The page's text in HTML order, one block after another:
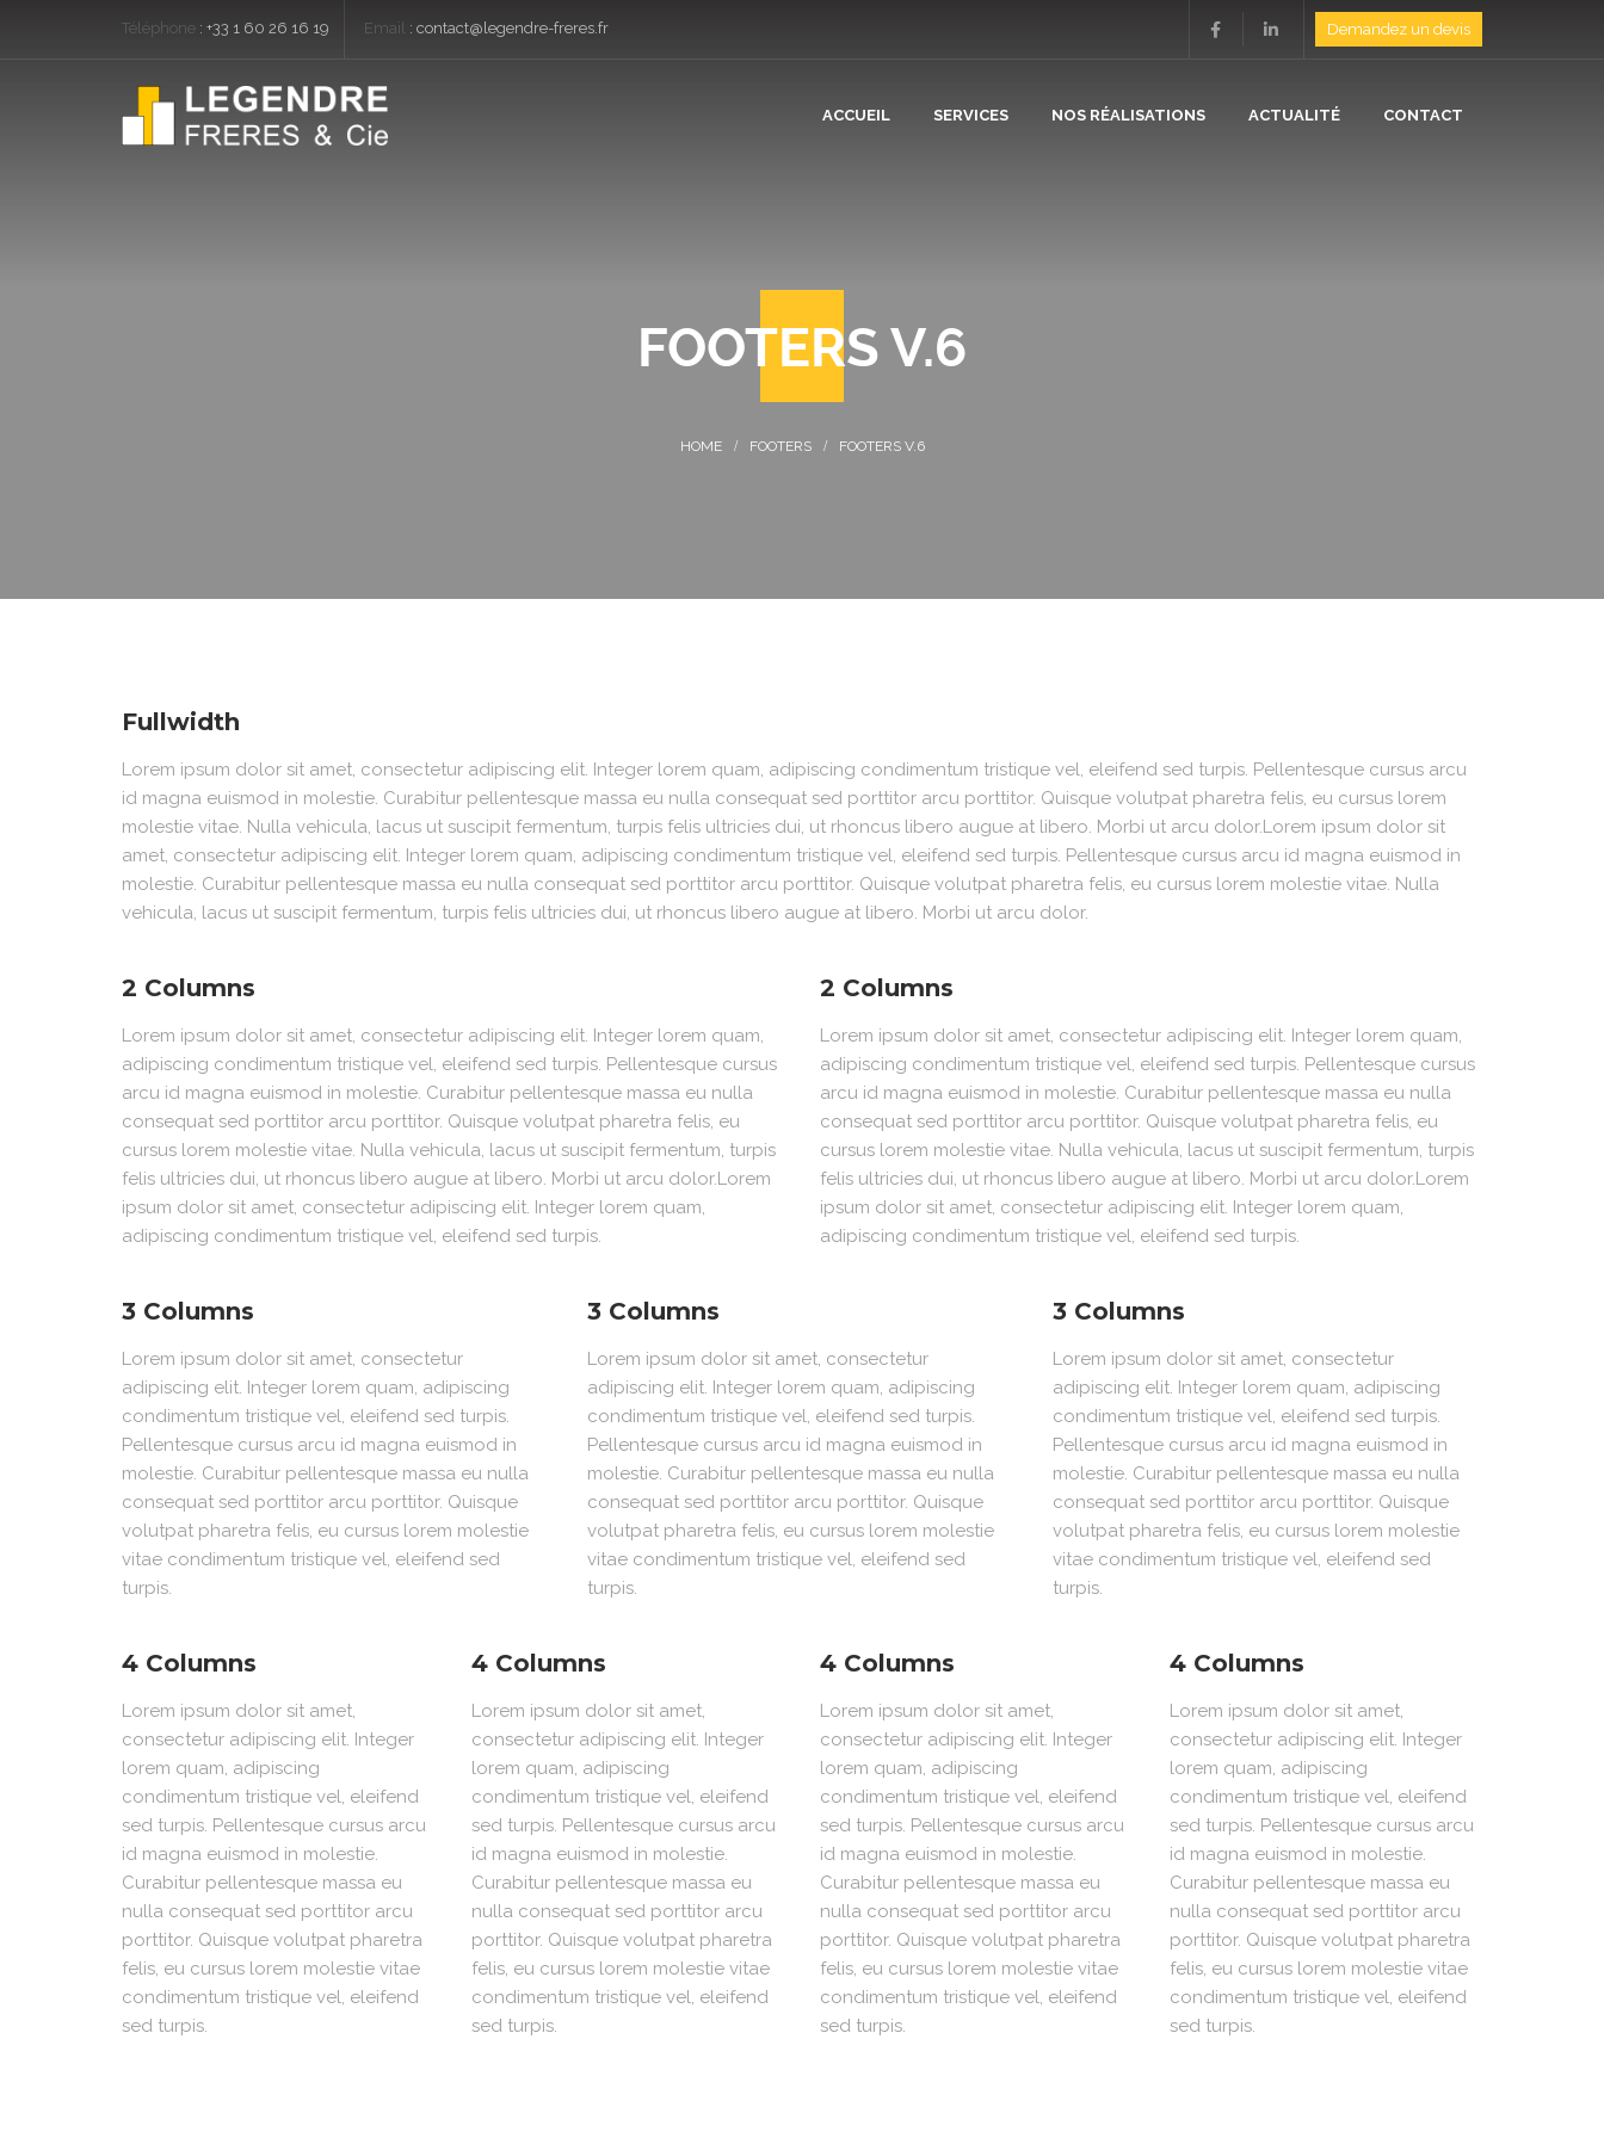
Téléphone : +33 1 60 26 16 19 Email : contact@legendre-freres.fr Demandez un devis
ACCUEIL SERVICES NOS RÉALISATIONS ACTUALITÉ CONTACT
FOOTERS V.6
FOOTERS FOOTERS V.6
Fullwidth
Lorem ipsum dolor sit amet, consectetur adipiscing elit. Integer lorem quam, adipiscing condimentum tristique vel, eleifend sed turpis. Pellentesque cursus arcu
id magna euismod in molestie. Curabitur pellentesque massa eu nulla consequat sed porttitor arcu porttitor. Quisque volutpat pharetra felis, eu cursus lorem
molestie vitae. Nulla vehicula, lacus ut suscipit fermentum, turpis felis ultricies dui, ut rhoncus libero augue at libero. Morbi ut arcu dolor.Lorem ipsum dolor sit
amet, consectetur adipiscing elit. Integer lorem quam, adipiscing condimentum tristique vel, eleifend sed turpis. Pellentesque cursus arcu id magna euismod in
molestie. Curabitur pellentesque massa eu nulla consequat sed porttitor arcu porttitor. Quisque volutpat pharetra felis, eu cursus lorem molestie vitae. Nulla
vehicula, lacus ut suscipit fermentum, turpis felis ultricies dui, ut rhoncus libero augue at libero. Morbi ut arcu dolor.
2 Columns
Lorem ipsum dolor sit amet, consectetur adipiscing elit. Integer lorem quam,
adipiscing condimentum tristique vel, eleifend sed turpis. Pellentesque cursus
arcu id magna euismod in molestie. Curabitur pellentesque massa eu nulla
consequat sed porttitor arcu porttitor. Quisque volutpat pharetra felis, eu
cursus lorem molestie vitae. Nulla vehicula, lacus ut suscipit fermentum, turpis
felis ultricies dui, ut rhoncus libero augue at libero. Morbi ut arcu dolor.Lorem
ipsum dolor sit amet, consectetur adipiscing elit. Integer lorem quam,
adipiscing condimentum tristique vel, eleifend sed turpis.
2 Columns
Lorem ipsum dolor sit amet, consectetur adipiscing elit. Integer lorem quam,
adipiscing condimentum tristique vel, eleifend sed turpis. Pellentesque cursus
arcu id magna euismod in molestie. Curabitur pellentesque massa eu nulla
consequat sed porttitor arcu porttitor. Quisque volutpat pharetra felis, eu
cursus lorem molestie vitae. Nulla vehicula, lacus ut suscipit fermentum, turpis
felis ultricies dui, ut rhoncus libero augue at libero. Morbi ut arcu dolor.Lorem
ipsum dolor sit amet, consectetur adipiscing elit. Integer lorem quam,
adipiscing condimentum tristique vel, eleifend sed turpis.
3 Columns
Lorem ipsum dolor sit amet, consectetur
adipiscing elit. Integer lorem quam, adipiscing
condimentum tristique vel, eleifend sed turpis.
Pellentesque cursus arcu id magna euismod in
molestie. Curabitur pellentesque massa eu nulla
consequat sed porttitor arcu porttitor. Quisque
volutpat pharetra felis, eu cursus lorem molestie
vitae condimentum tristique vel, eleifend sed
turpis.
3 Columns
Lorem ipsum dolor sit amet, consectetur
adipiscing elit. Integer lorem quam, adipiscing
condimentum tristique vel, eleifend sed turpis.
Pellentesque cursus arcu id magna euismod in
molestie. Curabitur pellentesque massa eu nulla
consequat sed porttitor arcu porttitor. Quisque
volutpat pharetra felis, eu cursus lorem molestie
vitae condimentum tristique vel, eleifend sed
turpis.
3 Columns
Lorem ipsum dolor sit amet, consectetur
adipiscing elit. Integer lorem quam, adipiscing
condimentum tristique vel, eleifend sed turpis.
Pellentesque cursus arcu id magna euismod in
molestie. Curabitur pellentesque massa eu nulla
consequat sed porttitor arcu porttitor. Quisque
volutpat pharetra felis, eu cursus lorem molestie
vitae condimentum tristique vel, eleifend sed
turpis.
4 Columns
Lorem ipsum dolor sit amet,
consectetur adipiscing elit. Integer
lorem quam, adipiscing
condimentum tristique vel, eleifend
sed turpis. Pellentesque cursus arcu
id magna euismod in molestie.
Curabitur pellentesque massa eu
nulla consequat sed porttitor arcu
porttitor. Quisque volutpat pharetra
felis, eu cursus lorem molestie vitae
condimentum tristique vel, eleifend
sed turpis.
4 Columns
Lorem ipsum dolor sit amet,
consectetur adipiscing elit. Integer
lorem quam, adipiscing
condimentum tristique vel, eleifend
sed turpis. Pellentesque cursus arcu
id magna euismod in molestie.
Curabitur pellentesque massa eu
nulla consequat sed porttitor arcu
porttitor. Quisque volutpat pharetra
felis, eu cursus lorem molestie vitae
condimentum tristique vel, eleifend
sed turpis.
4 Columns
Lorem ipsum dolor sit amet,
consectetur adipiscing elit. Integer
lorem quam, adipiscing
condimentum tristique vel, eleifend
sed turpis. Pellentesque cursus arcu
id magna euismod in molestie.
Curabitur pellentesque massa eu
nulla consequat sed porttitor arcu
porttitor. Quisque volutpat pharetra
felis, eu cursus lorem molestie vitae
condimentum tristique vel, eleifend
sed turpis.
4 Columns
Lorem ipsum dolor sit amet,
consectetur adipiscing elit. Integer
lorem quam, adipiscing
condimentum tristique vel, eleifend
sed turpis. Pellentesque cursus arcu
id magna euismod in molestie.
Curabitur pellentesque massa eu
nulla consequat sed porttitor arcu
porttitor. Quisque volutpat pharetra
felis, eu cursus lorem molestie vitae
condimentum tristique vel, eleifend
sed turpis.